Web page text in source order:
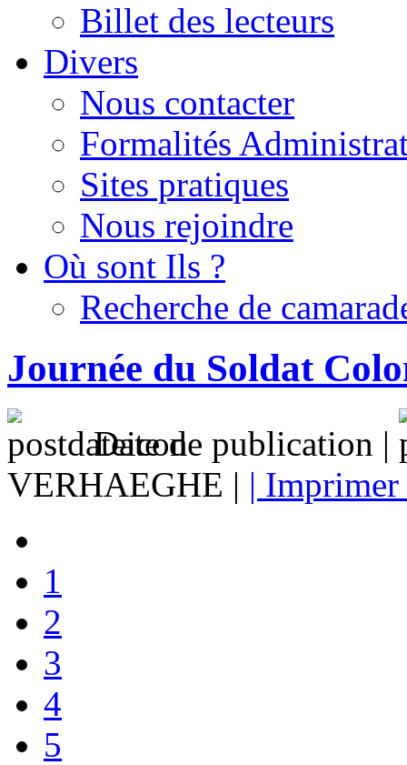
Billet des lecteurs
Divers
Nous contacter
Formalités
Sites pratiques
Nous rejoindre
Où sont Ils ?
Recherche de
Journée du Soldat
Date de publication |
VERHAEGHE | | Imprimer
1
2
3
4
5